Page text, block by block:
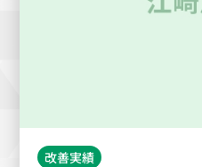
改善実績